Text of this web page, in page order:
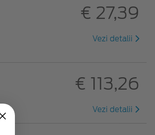
€ 27,39
Vezi detalii
€ 113,26
Vezi detalii